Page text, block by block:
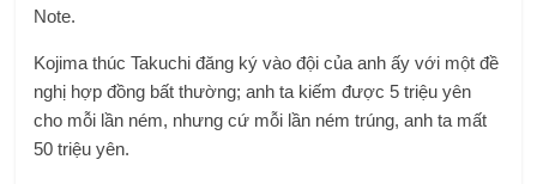
Note.
Kojima thúc Takuchi đăng ký vào đội của anh ấy với một đề
nghị hợp đồng bất thường;anh ta kiếm được 5 triệu yên
cho mỗi lần ném, nhưng cứ mỗi lần ném trúng, anh ta mất
50 triệu yên.